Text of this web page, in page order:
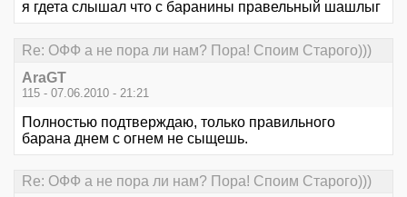
я гдета слышал что с баранины правельный шашлыг
Re: ОФФ а не пора ли нам? Пора! Споим Старого)))
AraGT
115 - 07.06.2010 - 21:21
Полностью подтверждаю, только правильного
барана днем с огнем не сыщешь.
Re: ОФФ а не пора ли нам? Пора! Споим Старого)))